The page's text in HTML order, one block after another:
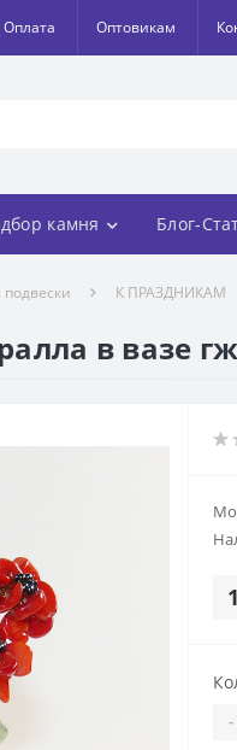
Оплата Оптовикам
камня Блог-
К ПРАЗДНИКАМ
в вазе
-